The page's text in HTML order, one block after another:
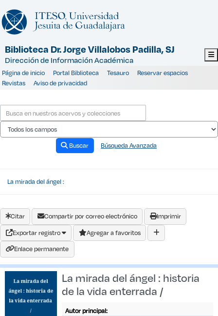
Biblioteca Dr. Jorge Villalobos Padilla, SJ
Dirección de Información Académica
Página de inicio Portal Biblioteca Tesauro
Reservar espacios
Revistas
Aviso de privacidad
Buscar Búsqueda Avanzada
La mirada del ángel :
Citar Compartir por correo electrónico
Imprimir
Exportar registro
Agregar a favoritos
Enlace permanente
La mirada del ángel : historia
de la vida enterrada /
Autor principal: